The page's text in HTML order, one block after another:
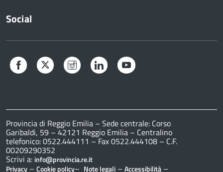
Social
Facebook Twitter Instagram LinkedIn
Provincia di Reggio Emilia – Sede centrale: Corso
Garibaldi, 59 – 42121 Reggio Emilia – Centralino
telefonico: 0522.444111 – Fax 0522.444108 – C.F.
00209290352
Scrivi a: info@provincia.re.it
Privacy – Cookie policy– Note legali – Accessibilità –